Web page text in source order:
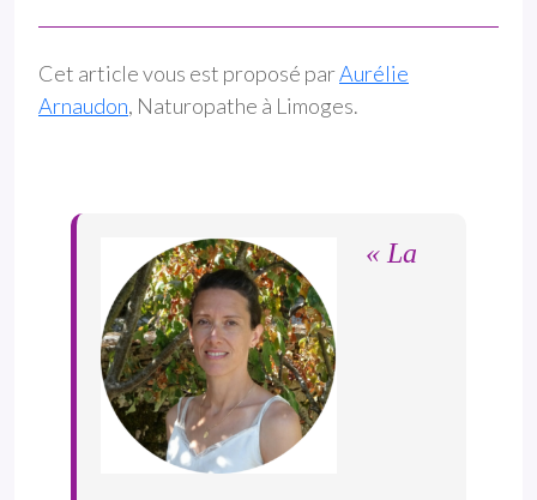
Cet article vous est proposé parAurélie
Arnaudon, Naturopathe à Limoges.
« La